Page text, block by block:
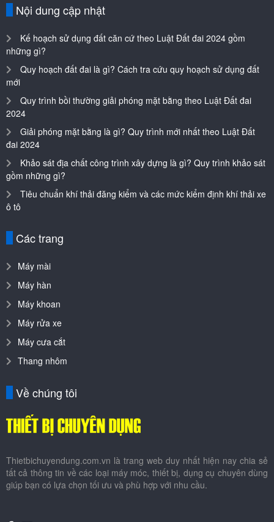
Nội dung cập nhật
Kế hoạch sử dụng đất căn cứ theo Luật Đất đai 2024 gồm
những gì?
Quy hoạch đất đai là gì? Cách tra cứu quy hoạch sử dụng đất
mới
Quy trình bồi thường giải phóng mặt bằng theo Luật Đất đai
2024
Giải phóng mặt bằng là gì? Quy trình mới nhất theo Luật Đất
đai 2024
Khảo sát địa chất công trình xây dựng là gì? Quy trình khảo sát
gồm những gì?
Tiêu chuẩn khí thải đăng kiểm và các mức kiểm định khí thải xe
ô tô
Các trang
Máy mài
Máy hàn
Máy khoan
Máy rửa xe
Máy cưa cắt
Thang nhôm
Về chúng tôi
Thietbichuyendung.com.vn là trang web duy nhất hiện nay chia sẻ
tất cả thông tin về các loại máy móc, thiết bị, dụng cụ chuyên dùng
giúp bạn có lựa chọn tối ưu và phù hợp với nhu cầu.